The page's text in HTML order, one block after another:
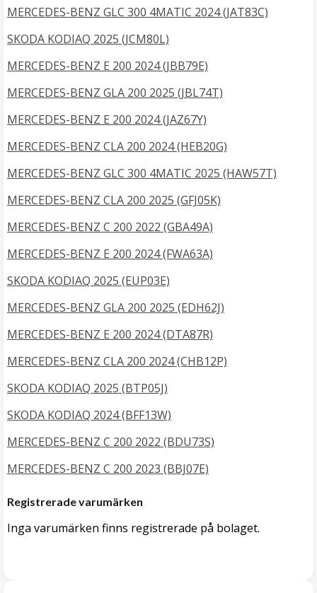
MERCEDES-BENZ GLC 300 4MATIC 2024 (JAT83C)
SKODA KODIAQ 2025 (JCM80L)
MERCEDES-BENZ E 200 2024 (JBB79E)
MERCEDES-BENZ GLA 200 2025 (JBL74T)
MERCEDES-BENZ E 200 2024 (JAZ67Y)
MERCEDES-BENZ CLA 200 2024 (HEB20G)
MERCEDES-BENZ GLC 300 4MATIC 2025 (HAW57T)
MERCEDES-BENZ CLA 200 2025 (GFJ05K)
MERCEDES-BENZ C 200 2022 (GBA49A)
MERCEDES-BENZ E 200 2024 (FWA63A)
SKODA KODIAQ 2025 (EUP03E)
MERCEDES-BENZ GLA 200 2025 (EDH62J)
MERCEDES-BENZ E 200 2024 (DTA87R)
MERCEDES-BENZ CLA 200 2024 (CHB12P)
SKODA KODIAQ 2025 (BTP05J)
SKODA KODIAQ 2024 (BFF13W)
MERCEDES-BENZ C 200 2022 (BDU73S)
MERCEDES-BENZ C 200 2023 (BBJ07E)
Registrerade varumärken
Inga varumärken finns registrerade på bolaget.